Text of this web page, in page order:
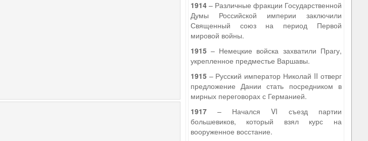
1914– Различные фракции Государственной
Думы Российской империи заключили
Священный союз на период Первой
мировой войны.
1915– Немецкие войска захватили Прагу,
укрепленное предместье Варшавы.
1915– Русский император Николай II отверг
предложение Дании стать посредником в
мирных переговорах с Германией.
1917– Начался VI съезд партии
большевиков, который взял курс на
вооруженное восстание.